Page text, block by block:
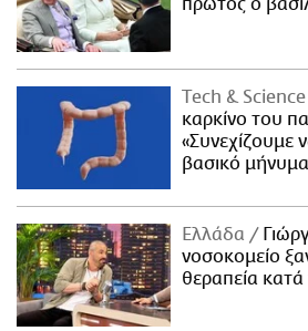
πρώτος ο
Τech & Science
καρκίνο του
«Συνεχίζουμε
βασικό
Ελλάδα
νοσοκομείο
θεραπεία